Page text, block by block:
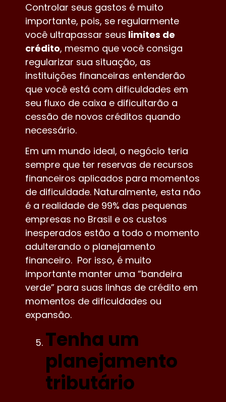
Controlar seus gastos é muito
importante, pois, se regularmente
você ultrapassar seus limites de
crédito, mesmo que você consiga
regularizar sua situação, as
instituições financeiras entenderão
que você está com dificuldades em
seu fluxo de caixa e dificultarão a
cessão de novos créditos quando
necessário.
Em um mundo ideal, o negócio teria
sempre que ter reservas de recursos
financeiros aplicados para momentos
de dificuldade. Naturalmente, esta não
é a realidade de 99% das pequenas
empresas no Brasil e os custos
inesperados estão a todo o momento
adulterando o planejamento
financeiro. Por isso, é muito
importante manter uma “bandeira
verde” para suas linhas de crédito em
momentos de dificuldades ou
expansão.
Tenha um
planejamento
tributário